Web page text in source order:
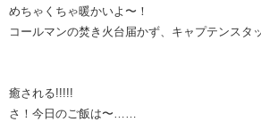
めちゃくちゃ暖かいよ〜！
コールマンの焚き火台届かず、キャプテンスタ
癒される!!!!!
さ！今日のご飯は〜……